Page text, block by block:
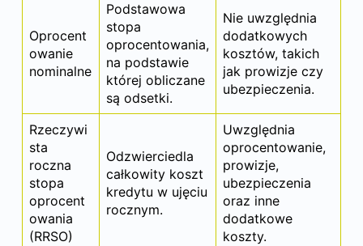
Oprocent
owanie
nominalne
Podstawowa
stopa
oprocentowania,
na podstawie
której obliczane
są odsetki.
Nie uwzględnia
dodatkowych
kosztów, takich
jak prowizje czy
ubezpieczenia.
Rzeczywi
sta
roczna
stopa
oprocent
owania
(RRSO)
Odzwierciedla
całkowity koszt
kredytu w ujęciu
rocznym.
Uwzględnia
oprocentowanie,
prowizje,
ubezpieczenia
oraz inne
dodatkowe
koszty.